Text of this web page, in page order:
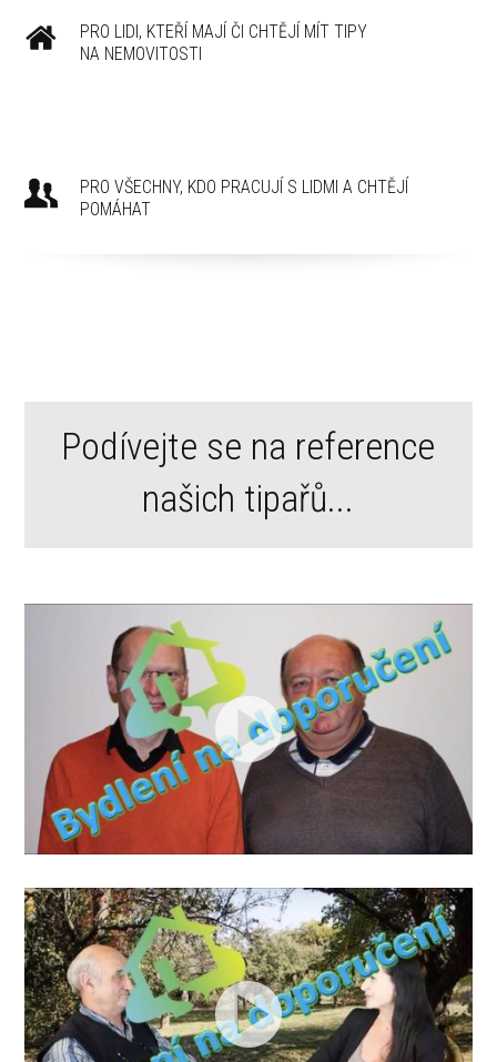
PRO LIDI, KTEŘÍ MAJÍ ČI CHTĚJÍ MÍT TIPY
NA NEMOVITOSTI
PRO VŠECHNY, KDO PRACUJÍ S LIDMI A CHTĚJÍ
POMÁHAT
Podívejte se na reference
našich tipařů...